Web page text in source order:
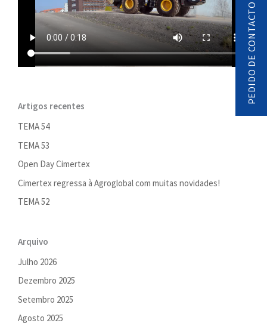
Artigos recentes
TEMA 54
TEMA 53
Open Day Cimertex
Cimertex regressa à Agroglobal com muitas novidades!
TEMA 52
Arquivo
Julho 2026
Dezembro 2025
Setembro 2025
Agosto 2025
PEDIDO DE CONTACTO